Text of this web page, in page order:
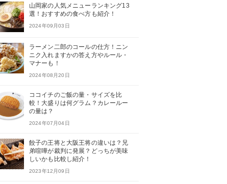
山岡家の人気メニューランキング13
選！おすすめの食べ方も紹介！
2024年09月03日
ラーメン二郎のコールの仕方！ニン
ニク入れますかの答え方やルール・
マナーも！
2024年08月20日
ココイチのご飯の量・サイズを比
較！大盛りは何グラム？カレールー
の量は？
2024年07月04日
餃子の王将と大阪王将の違いは？兄
弟喧嘩が裁判に発展？どっちが美味
しいかも比較し紹介！
2023年12月09日